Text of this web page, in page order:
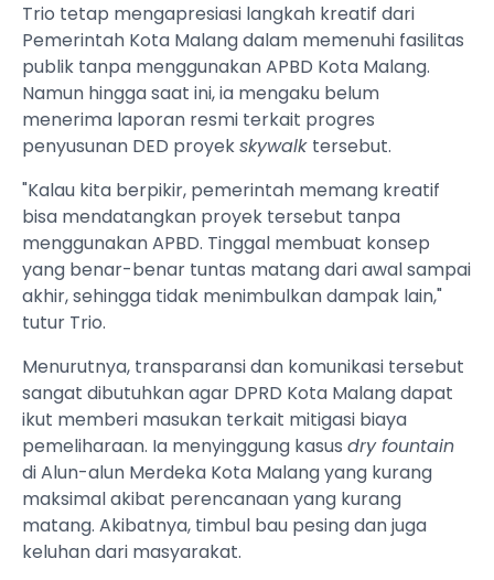
Trio tetap mengapresiasi langkah kreatif dari
Pemerintah Kota Malang dalam memenuhi fasilitas
publik tanpa menggunakan APBD Kota Malang.
Namun hingga saat ini, ia mengaku belum
menerima laporan resmi terkait progres
penyusunan DED proyekskywalk tersebut.
"Kalau kita berpikir, pemerintah memang kreatif
bisa mendatangkan proyek tersebut tanpa
menggunakan APBD. Tinggal membuat konsep
yang benar-benar tuntas matang dari awal sampai
akhir, sehingga tidak menimbulkan dampak lain,"
tutur Trio.
Menurutnya, transparansi dan komunikasi tersebut
sangat dibutuhkan agar DPRD Kota Malang dapat
ikut memberi masukan terkait mitigasi biaya
pemeliharaan. Ia menyinggung kasus dry fountain
di Alun-alun Merdeka Kota Malang yang kurang
maksimal akibat perencanaan yang kurang
matang. Akibatnya, timbul bau pesing dan juga
keluhan dari masyarakat.